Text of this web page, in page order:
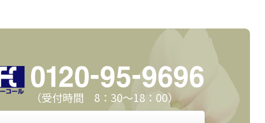
（受付時間 8：30～18：00）